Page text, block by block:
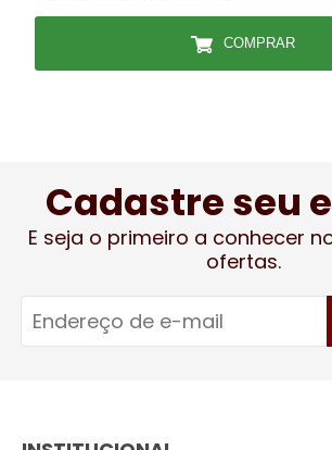
COMPRAR
Cadastre seu
E seja o primeiro a conhecer
ofertas.